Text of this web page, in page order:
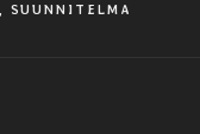
, SUUNNITELMA